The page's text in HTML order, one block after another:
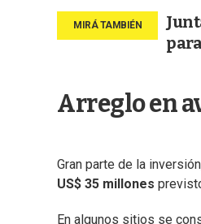
Arreglo en
Gran parte de la
US$ 35 millones
En algunos sitios se